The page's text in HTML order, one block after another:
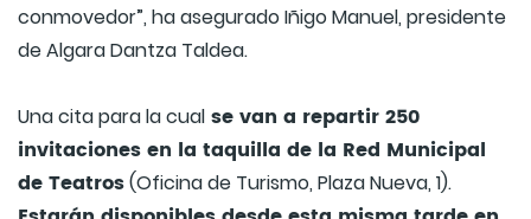
conmovedor”, ha asegurado Iñigo Manuel, presidente
de Algara Dantza Taldea.
Una cita para la cual se van a repartir 250
invitaciones en la taquilla de la Red Municipal
de Teatros(Oficina de Turismo, Plaza Nueva, 1).